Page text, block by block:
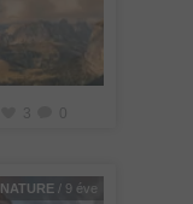
3
NATURE / 9 éve